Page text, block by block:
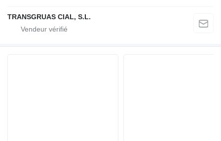
TRANSGRUAS CIAL, S.L.